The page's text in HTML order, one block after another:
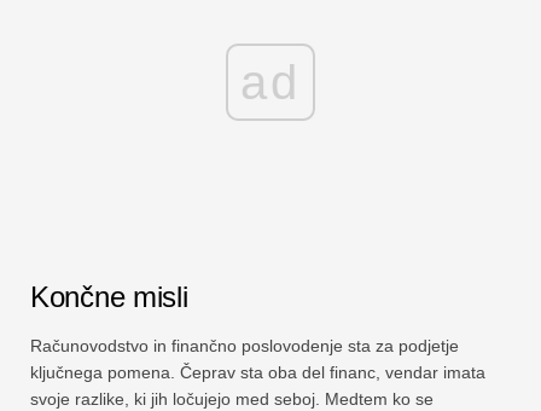
ad
Končne misli
Računovodstvo in finančno poslovodenje sta za podjetje
ključnega pomena. Čeprav sta oba del financ, vendar imata
svoje razlike, ki jih ločujejo med seboj. Medtem ko se